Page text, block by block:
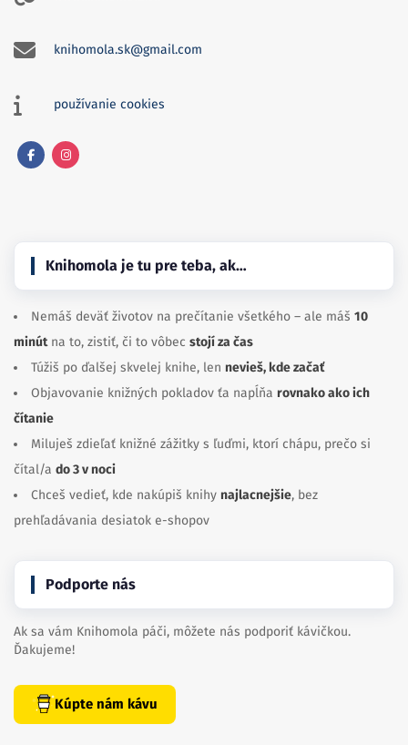
knihomola.sk@gmail.com
používanie cookies
Knihomola je tu pre teba, ak…
Nemáš deväť životov na prečítanie všetkého – ale máš 10
minútna to, zistiť, či to vôbec stojí za čas
Túžiš po ďalšej skvelej knihe, len nevieš, kde začať
Objavovanie knižných pokladov ťa napĺňa rovnako ako ich
čítanie
Miluješ zdieľať knižné zážitky s ľuďmi, ktorí chápu, prečo si
čítal/a do 3 v noci
Chceš vedieť, kde nakúpiš knihy najlacnejšie, bez
prehľadávania desiatok e-shopov
Podporte nás
Ak sa vám Knihomola páči, môžete nás podporiť kávičkou.
Ďakujeme!
Kúpte nám kávu